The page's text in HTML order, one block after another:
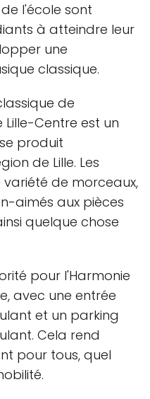
l'école sont
à atteindre leur
une
classique.
de
Lille-Centre est un
produit
de Lille. Les
de morceaux,
aimés aux pièces
quelque chose
pour l'Harmonie
avec une entrée
et un parking
Cela rend
pour tous, quel